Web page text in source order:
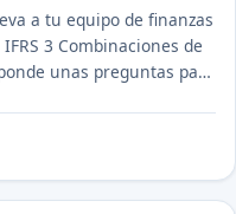
a tu equipo de finanzas
3 Combinaciones de
unas preguntas para